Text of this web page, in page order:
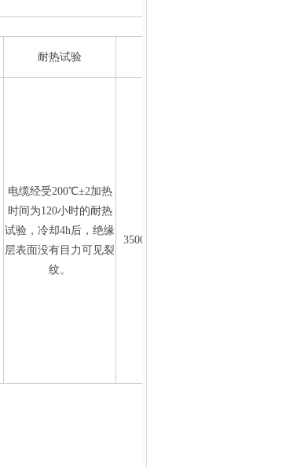
耐热试验
电缆经受200℃±2加热
时间为120小时的耐热
试验，冷却4h后，绝缘
层表面没有目力可见裂
纹。
3500V/5min